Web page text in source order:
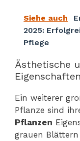
Siehe auch
2025:
Pflege
Ästhetische
Eigenschaften
Ein weiterer
Pflanze sind
Pflanzen
grauen